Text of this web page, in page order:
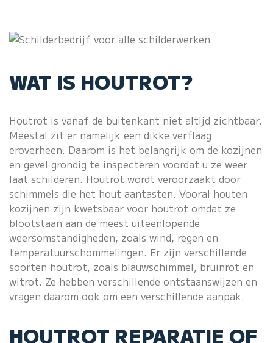
WAT IS HOUTROT?
Houtrot is vanaf de buitenkant niet altijd zichtbaar.
Meestal zit er namelijk een dikke verflaag
eroverheen. Daarom is het belangrijk om de kozijnen
en gevel grondig te inspecteren voordat u ze weer
laat schilderen. Houtrot wordt veroorzaakt door
schimmels die het hout aantasten. Vooral houten
kozijnen zijn kwetsbaar voor houtrot omdat ze
blootstaan aan de meest uiteenlopende
weersomstandigheden, zoals wind, regen en
temperatuurschommelingen. Er zijn verschillende
soorten houtrot, zoals blauwschimmel, bruinrot en
witrot. Ze hebben verschillende ontstaanswijzen en
vragen daarom ook om een verschillende aanpak.
HOUTROT REPARATIE OF